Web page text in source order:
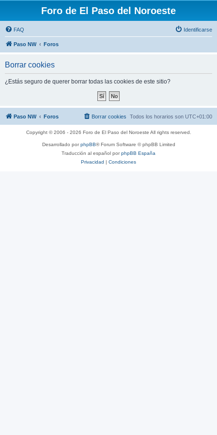
Foro de El Paso del Noroeste
FAQ Identificarse
Paso NW Foros
Borrar cookies
¿Estás seguro de querer borrar todas las cookies de este sitio?
Paso NW Foros Todos los horarios son UTC+01:00
Borrar cookies
Copyright © 2006 - 2026 Foro de El Paso del Noroeste All rights reserved.
Desarrollado porphpBB® Forum Software © phpBB Limited
Traducción al español porphpBB España
Privacidad | Condiciones